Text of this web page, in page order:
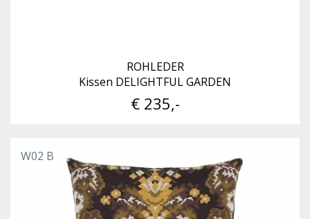
ROHLEDER
Kissen DELIGHTFUL GARDEN
€ 235,-
W02 B